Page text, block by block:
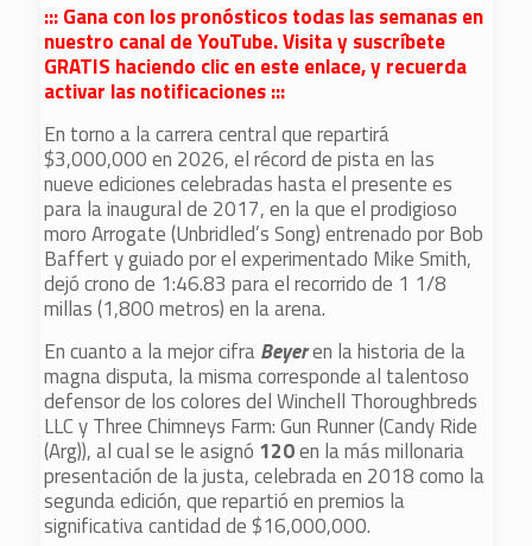
::: Gana con los pronósticos todas las semanas en
nuestro canal de YouTube. Visita y suscríbete
GRATIS haciendo clic en este enlace, y recuerda
activar las notificaciones :::
En torno a la carrera central que repartirá
$3,000,000 en 2026, el récord de pista en las
nueve ediciones celebradas hasta el presente es
para la inaugural de 2017, en la que el prodigioso
moro Arrogate (Unbridled’s Song) entrenado por Bob
Baffert y guiado por el experimentado Mike Smith,
dejó crono de 1:46.83 para el recorrido de 1 1/8
millas (1,800 metros) en la arena.
En cuanto a la mejor cifraBeyeren la historia de la
magna disputa, la misma corresponde al talentoso
defensor de los colores del Winchell Thoroughbreds
LLC y Three Chimneys Farm: Gun Runner (Candy Ride
(Arg)), al cual se le asignó 120en la más millonaria
presentación de la justa, celebrada en 2018 como la
segunda edición, que repartió en premios la
significativa cantidad de $16,000,000.